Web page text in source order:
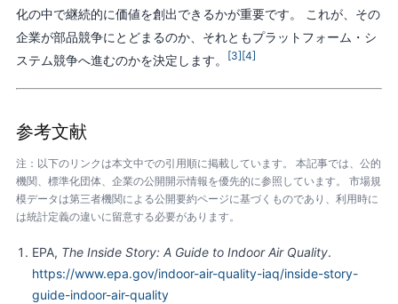
化の中で継続的に価値を創出できるかが重要です。 これが、その
企業が部品競争にとどまるのか、それともプラットフォーム・シ
ステム競争へ進むのかを決定します。
[3][4]
参考文献
注：以下のリンクは本文中での引用順に掲載しています。 本記事では、公的
機関、標準化団体、企業の公開開示情報を優先的に参照しています。 市場規
模データは第三者機関による公開要約ページに基づくものであり、利用時に
は統計定義の違いに留意する必要があります。
EPA, The Inside Story: A Guide to Indoor Air Quality.
https://www.epa.gov/indoor-air-quality-iaq/inside-story-
guide-indoor-air-quality